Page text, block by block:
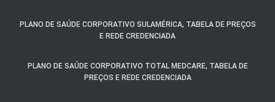
PLANO DE SAÚDE CORPORATIVO SULAMÉRICA, TABELA DE PREÇOS
E REDE CREDENCIADA
PLANO DE SAÚDE CORPORATIVO TOTAL MEDCARE, TABELA DE
PREÇOS E REDE CREDENCIADA